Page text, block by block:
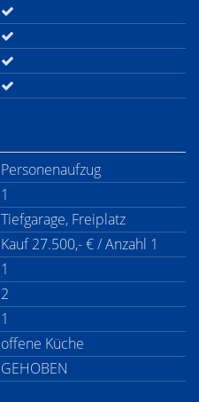
Personenaufzug
1
Tiefgarage, Freiplatz
Kauf 27.500,- € / Anzahl 1
1
2
1
offene Küche
GEHOBEN